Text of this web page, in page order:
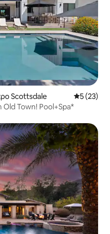
Scottsdale Μέση
5 (23)
Town! Pool+Spa*